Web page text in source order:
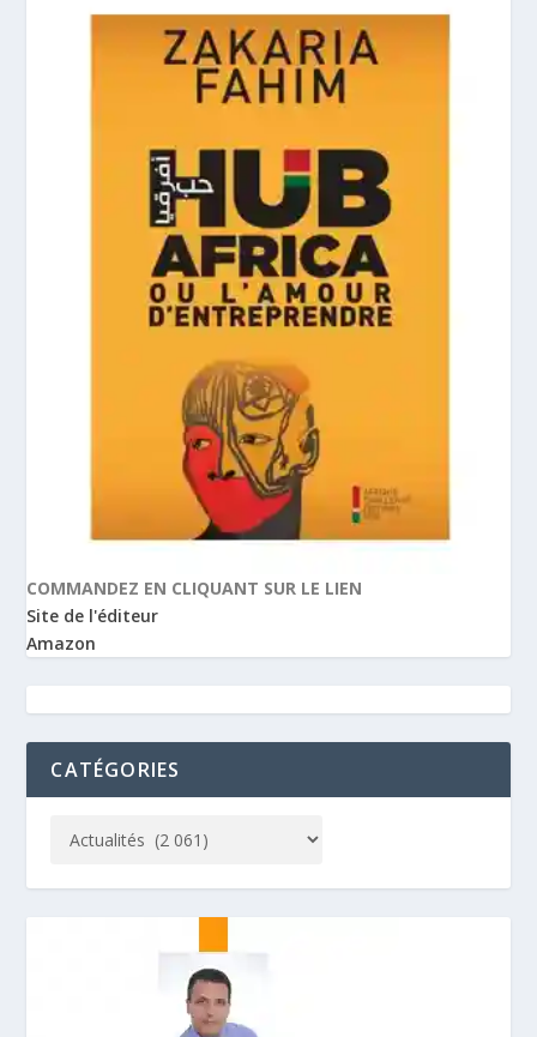
COMMANDEZ EN CLIQUANT SUR LE LIEN
Site de l'éditeur
Amazon
CATÉGORIES